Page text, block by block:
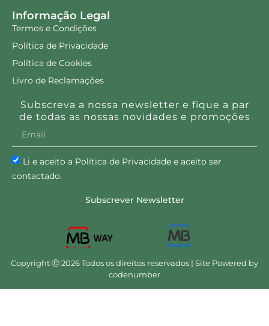
Informação Legal
Termos e Condições
Política de Privacidade
Política de Cookies
Livro de Reclamações
Subscreva a nossa newsletter e fique a par
de todas as nossas novidades e promoções
Li e aceito a Política de Privacidade e aceito ser
contactado.
Subscrever Newsletter
Copyright Ⓒ 2026 Todos os direitos reservados | Site Powered by
codenumber